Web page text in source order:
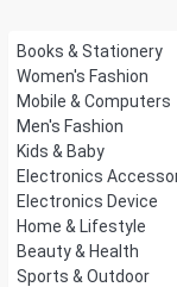
Books & Stationery
Women's Fashion
Mobile & Computers
Men's Fashion
Kids & Baby
Electronics
Electronics Device
Home & Lifestyle
Beauty & Health
Sports & Outdoor